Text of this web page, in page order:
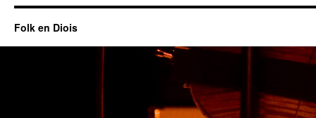
Folk en Diois